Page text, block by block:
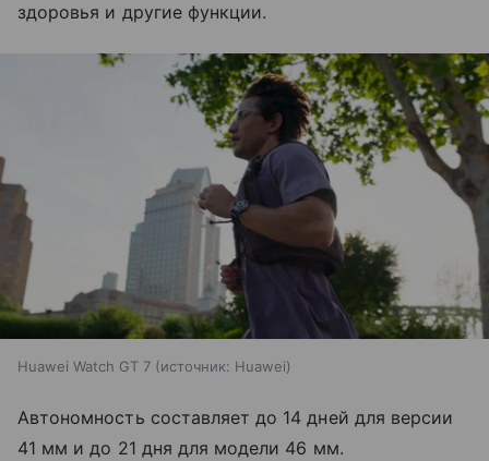
здоровья и другие функции.
Huawei Watch GT 7 источник: Huawei
Автономность составляет до 14 дней для версии
41 мм и до 21 дня для модели 46 мм.